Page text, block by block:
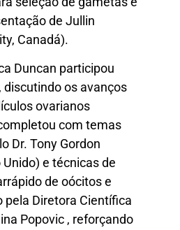
de Jullin
Canadá).
Duncan participou
os avanços
ovarianos
com temas
Dr. Tony Gordon
e técnicas de
de oócitos e
Diretora Científica
Popovic , reforçando